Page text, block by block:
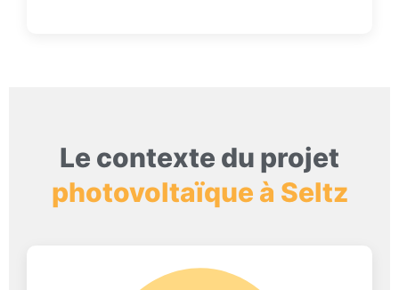
Le contexte du projet
photovoltaïque à Seltz